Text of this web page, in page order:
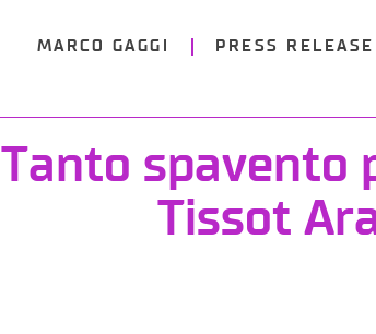
MARCO GAGGI PRESS RELEASE
Tanto spavento
Tissot